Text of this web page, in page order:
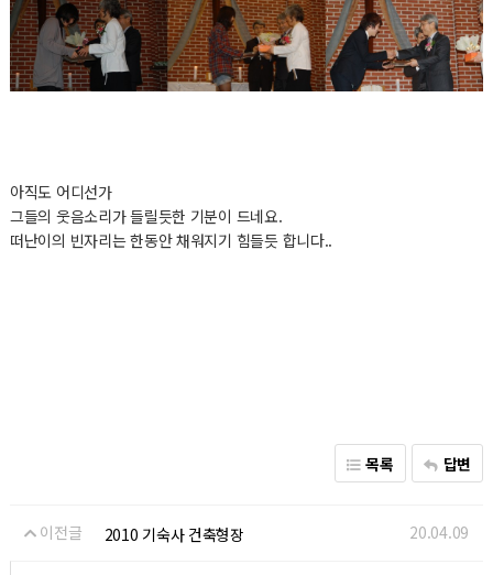
아직도 어디선가
그들의 웃음소리가 들릴듯한 기분이 드네요.
떠난이의 빈자리는 한동안 채워지기 힘들듯 합니다..
목록 답변
이전글 2010 기숙사 건축형장 20.04.09